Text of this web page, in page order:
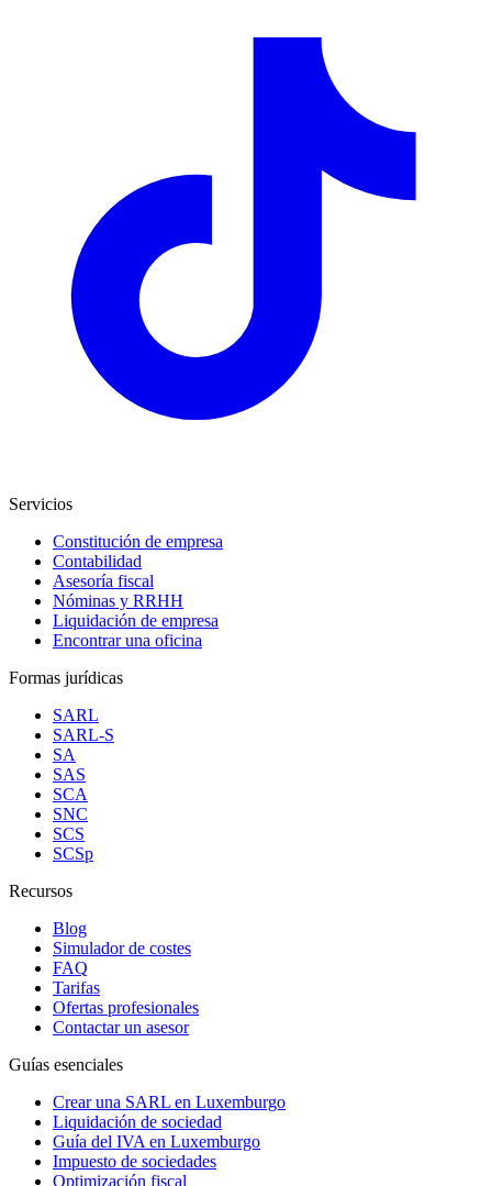
Servicios
Constitución de empresa
Contabilidad
Asesoría fiscal
Nóminas y RRHH
Liquidación de empresa
Encontrar una oficina
Formas jurídicas
SARL
SARL-S
SA
SAS
SCA
SNC
SCS
SCSp
Recursos
Blog
Simulador de costes
FAQ
Tarifas
Ofertas profesionales
Contactar un asesor
Guías esenciales
Crear una SARL en Luxemburgo
Liquidación de sociedad
Guía del IVA en Luxemburgo
Impuesto de sociedades
Optimización fiscal